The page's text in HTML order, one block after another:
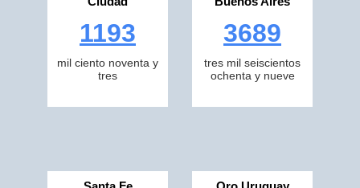
1193
mil ciento noventa y
tres
3689
tres mil seiscientos
ochenta y nueve